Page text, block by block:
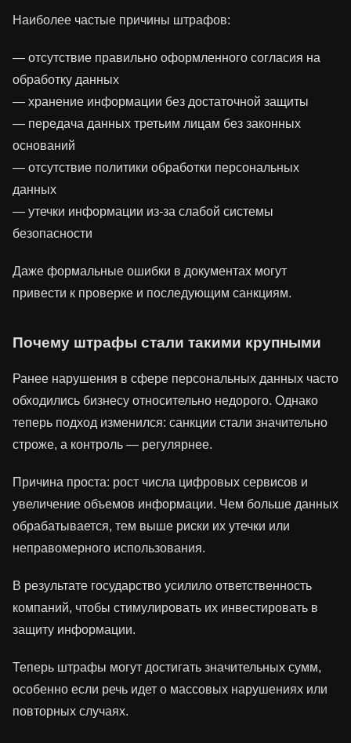
Наиболее частые причины штрафов:
— отсутствие правильно оформленного согласия на
обработку данных
— хранение информации без достаточной защиты
— передача данных третьим лицам без законных
оснований
— отсутствие политики обработки персональных
данных
— утечки информации из-за слабой системы
безопасности
Даже формальные ошибки в документах могут
привести к проверке и последующим санкциям.
Почему штрафы стали такими крупными
Ранее нарушения в сфере персональных данных часто
обходились бизнесу относительно недорого. Однако
теперь подход изменился: санкции стали значительно
строже, а контроль — регулярнее.
Причина проста: рост числа цифровых сервисов и
увеличение объемов информации. Чем больше данных
обрабатывается, тем выше риски их утечки или
неправомерного использования.
В результате государство усилило ответственность
компаний, чтобы стимулировать их инвестировать в
защиту информации.
Теперь штрафы могут достигать значительных сумм,
особенно если речь идет о массовых нарушениях или
повторных случаях.